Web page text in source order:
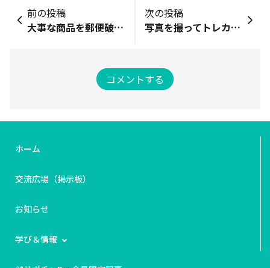
前の投稿
大事な商品を郵便破損から守る梱包の工夫５選
次の投稿
写真を撮ってトレカをらくらく出品！eBayアプリの画像認識機能！
コメントする
ホーム
交流広場（掲示板）
お知らせ
学び＆情報